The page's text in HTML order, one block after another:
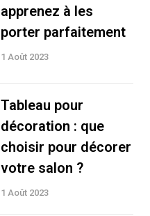
apprenez à les
porter parfaitement
1 Août 2023
Tableau pour
décoration : que
choisir pour décorer
votre salon ?
1 Août 2023